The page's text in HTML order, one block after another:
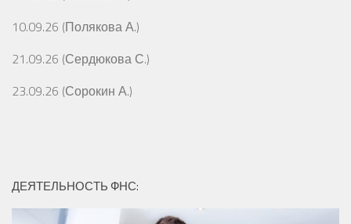
10.09.26 (Полякова А.)
21.09.26 (Сердюкова С.)
23.09.26 (Сорокин А.)
ДЕЯТЕЛЬНОСТЬ ФНС: